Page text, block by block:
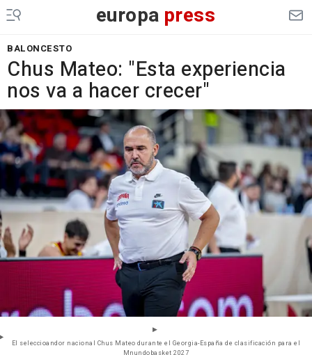
europa press
BALONCESTO
Chus Mateo: "Esta experiencia
nos va a hacer crecer"
El seleccioandor nacional Chus Mateo durante el Georgia-España de clasificación para el